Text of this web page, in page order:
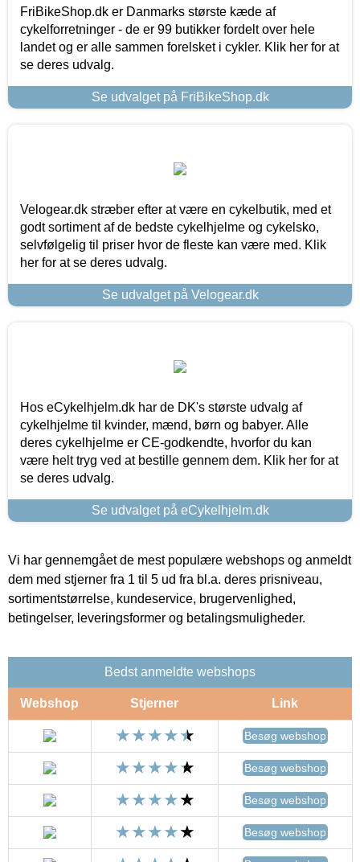
FriBikeShop.dk er Danmarks største kæde af
cykelforretninger - de er 99 butikker fordelt over hele
landet og er alle sammen forelsket i cykler. Klik her for at
se deres udvalg.
Se udvalget på FriBikeShop.dk
Velogear.dk stræber efter at være en cykelbutik, med et
godt sortiment af de bedste cykelhjelme og cykelsko,
selvfølgelig til priser hvor de fleste kan være med. Klik
her for at se deres udvalg.
Se udvalget på Velogear.dk
Hos eCykelhjelm.dk har de DK's største udvalg af
cykelhjelme til kvinder, mænd, børn og babyer. Alle
deres cykelhjelme er CE-godkendte, hvorfor du kan
være helt tryg ved at bestille gennem dem. Klik her for at
se deres udvalg.
Se udvalget på eCykelhjelm.dk
Vi har gennemgået de mest populære webshops og anmeldt
dem med stjerner fra 1 til 5 ud fra bl.a. deres prisniveau,
sortimentstørrelse, kundeservice, brugervenlighed,
betingelser, leveringsformer og betalingsmuligheder.
Bedst anmeldte webshops
Webshop Stjerner Link
Besøg webshop
Besøg webshop
Besøg webshop
Besøg webshop